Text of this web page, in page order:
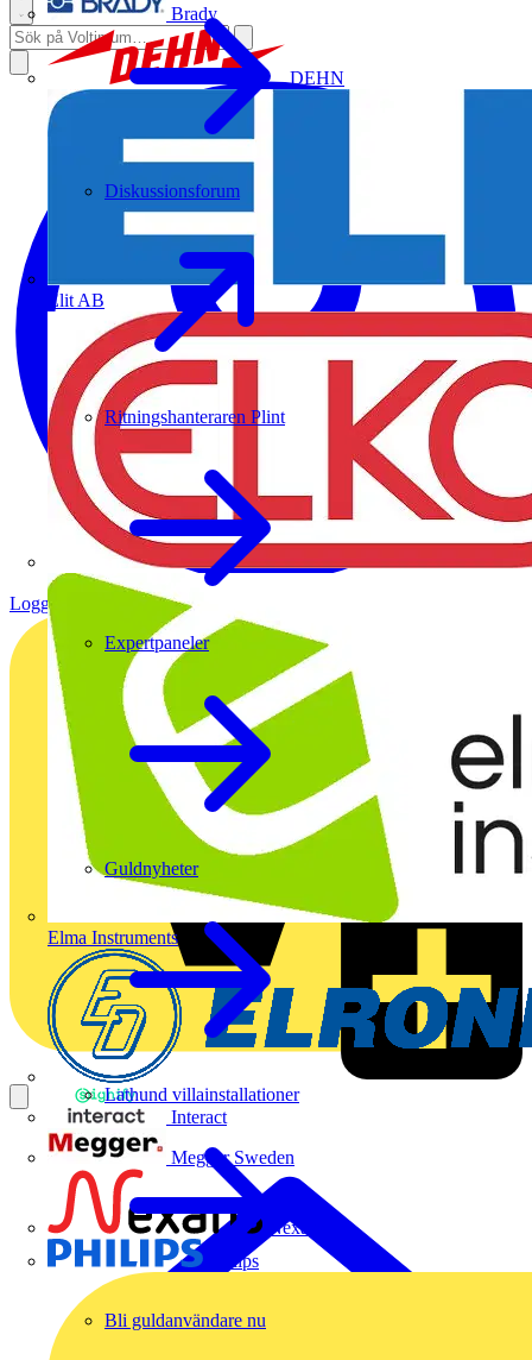
Brady
DEHN
Elit AB
Elma Instruments
Interact
Megger Sweden
Nexans
Philips
Diskussionsforum
Ritningshanteraren Plint
Expertpaneler
Guldnyheter
Lathund villainstallationer
Bli guldanvändare nu
Logga in Registrera dig